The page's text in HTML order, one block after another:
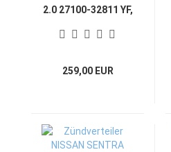
2.0 27100-32811 YF,
SPINTEROGENO
D'ALLUMAGE
DISTRIBUTORE
259,00 EUR